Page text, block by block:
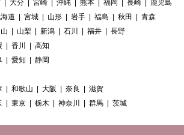
大分 宮崎 沖縄 熊本 福岡 長崎
鹿児島
道 宮城 山形 岩手 福島 秋田
青森
山梨 新潟 石川 福井
長野
香川
高知
愛知
静岡
和歌山 大阪 奈良
滋賀
東京 栃木 神奈川 群馬 茨城